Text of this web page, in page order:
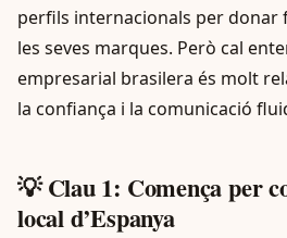
perfils internacionals per donar
les seves marques. Però cal
empresarial brasilera és molt
la confiança i la comunicació
💡 Clau 1: Comença per
local d’Espanya